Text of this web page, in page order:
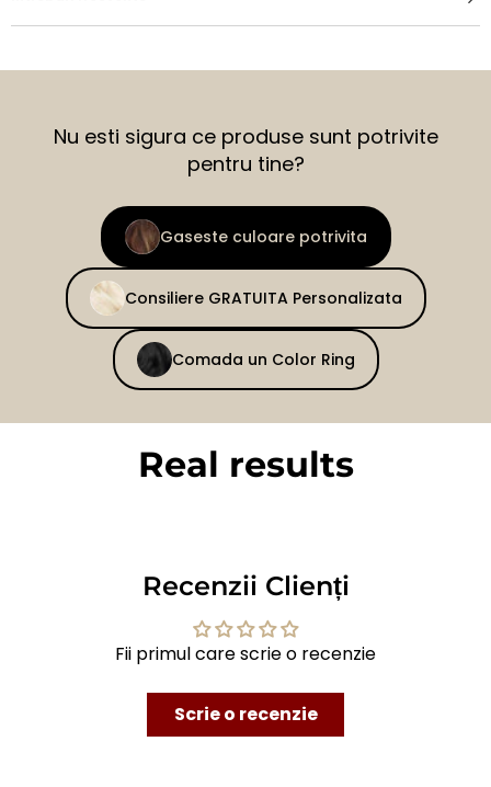
Nu esti sigura ce produse sunt potrivite
pentru tine?
Gaseste culoare potrivita
Consiliere GRATUITA Personalizata
Comada un Color Ring
Real results
Recenzii Clienți
Fii primul care scrie o recenzie
Scrie o recenzie